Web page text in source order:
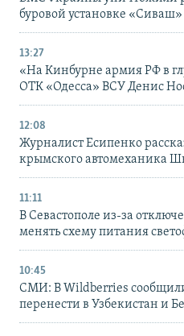
буровой установке
13:27
«На Кинбурне армия РФ в
ОТК «Одесса» ВСУ Денис
12:08
Журналист Есипенко
крымского автомеханика
11:11
В Севастополе из-за
менять схему питания
10:45
СМИ: В Wildberries
перенести в Узбекистан и